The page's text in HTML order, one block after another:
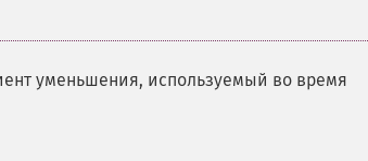
уменьшения, используемый во время